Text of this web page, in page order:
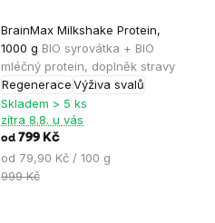
BrainMax Milkshake Protein,
1000 g BIO syrovátka + BIO
mléčný protein, doplněk stravy
RegeneraceVýživa svalů
hodnocení
produktu
je
4,7
z
hvězdiček.
Skladem > 5 ks
zítra 8.8. u vás
od 799 Kč
Měrná
cena:
od 79,90 Kč / 100 g
999 Kč